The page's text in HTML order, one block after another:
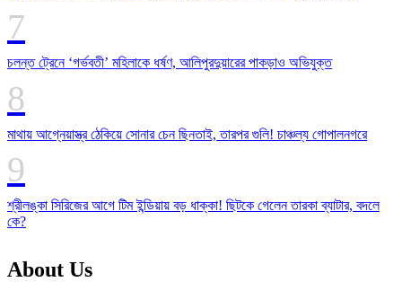
চলন্ত ট্রেনে ‘গর্ভবতী’ মহিলাকে ধর্ষণ, আলিপুরদুয়ারের পাকড়াও অভিযুক্ত
মাথায় আগ্নেয়াস্ত্র ঠেকিয়ে সোনার চেন ছিনতাই, তারপর গুলি! চাঞ্চল্য গোপালনগরে
শ্রীলঙ্কা সিরিজের আগে টিম ইন্ডিয়ায় বড় ধাক্কা! ছিটকে গেলেন তারকা ব্যাটার, বদলে
কে?
About Us